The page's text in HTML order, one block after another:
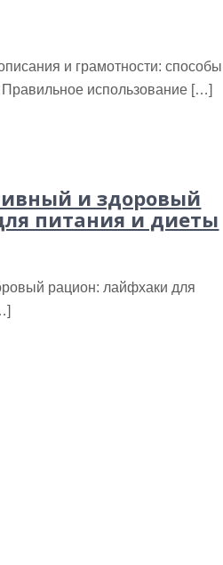
и грамотности: способы
использование […]
и здоровый
питания и диеты
рацион: лайфхаки для